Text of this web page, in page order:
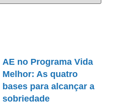
AE no Programa Vida
Melhor: As quatro
bases para alcançar a
sobriedade